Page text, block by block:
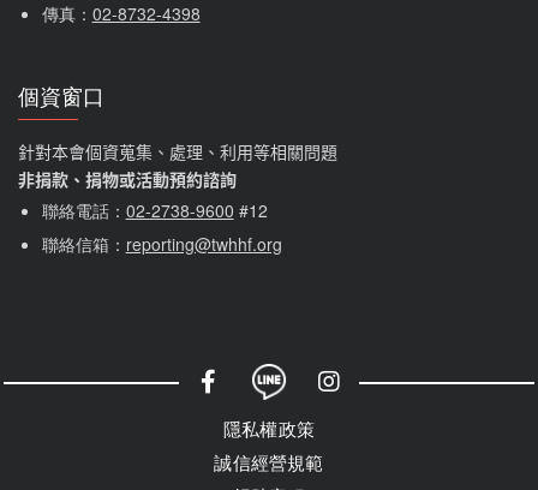
傳真： 02-8732-4398
個資窗口
針對本會個資蒐集、處理、利用等相關問題
非捐款、捐物或活動預約諮詢
聯絡電話： 02-2738-9600 #12
聯絡信箱： reporting@twhhf.org
社群選單
隱私權政策
誠信經營規範